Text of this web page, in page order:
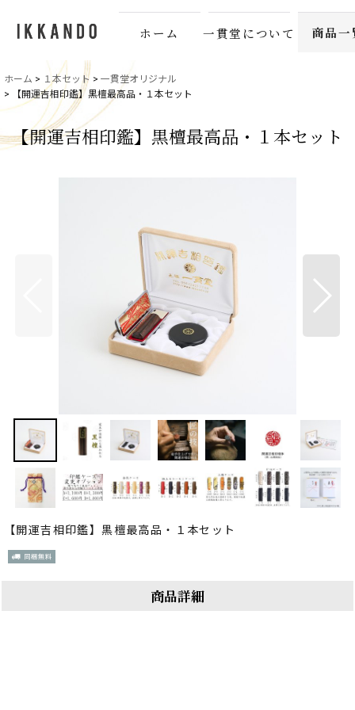
ホーム 一貫堂について 商品一
ホーム > １本セット > 一貫堂オリジナル
>
【開運吉相印鑑】黒檀最高品・１本セット
【開運吉相印鑑】黒檀最高品・１本セット
【開運吉相印鑑】黒檀最高品・１本セット
商品詳細